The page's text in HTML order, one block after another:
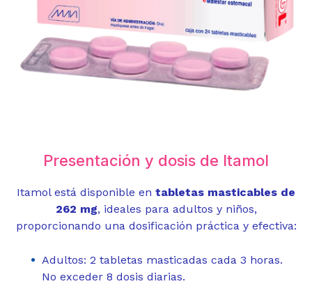
Presentación y dosis de Itamol
Itamol está disponible en tabletas masticables de
262 mg, ideales para adultos y niños,
proporcionando una dosificación práctica y efectiva:
Adultos: 2 tabletas masticadas cada 3 horas.
No exceder 8 dosis diarias.